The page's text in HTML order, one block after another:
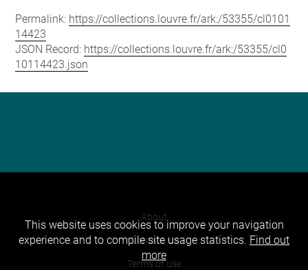
Permalink: https://collections.louvre.fr/ark:/53355/cl0101
14423
JSON Record: https://collections.louvre.fr/ark:/53355/cl0
10114423.json
About
Contact Us
Terms of use
This website uses cookies to improve your navigation
experience and to compile site usage statistics. Find out
more